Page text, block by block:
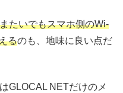
たいでもスマホ側のWi-
るのも、地味に良い点だ
GLOCAL NETだけのメ